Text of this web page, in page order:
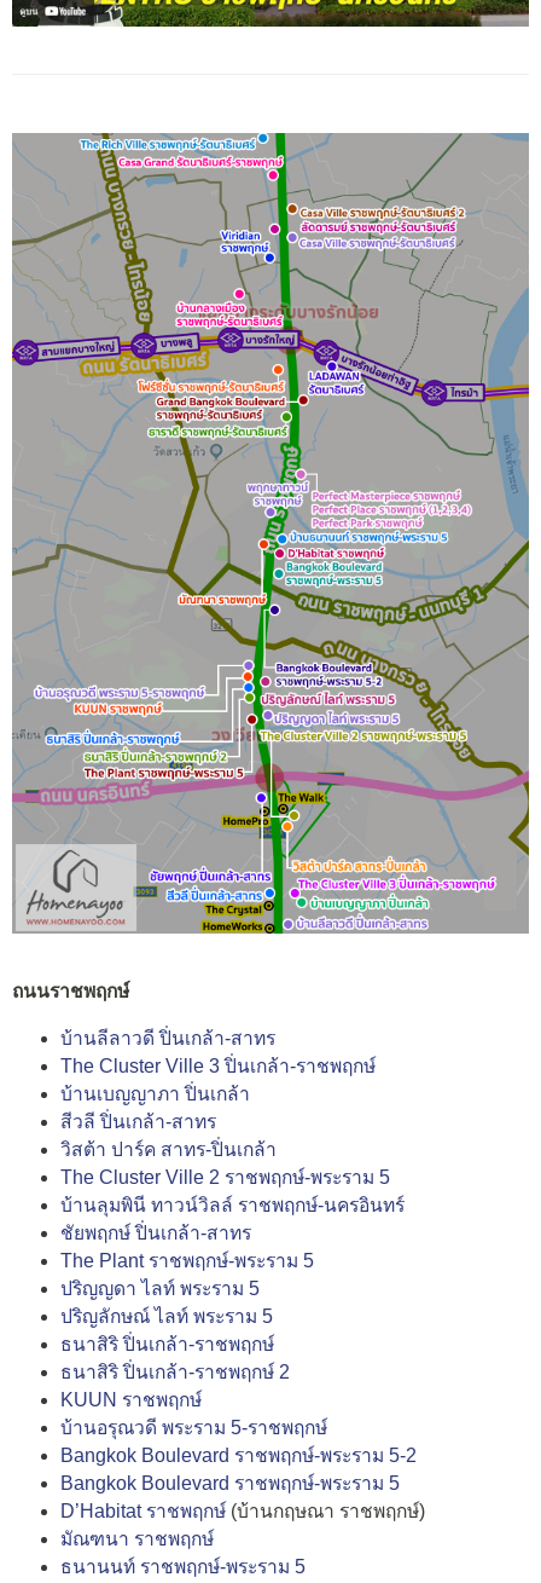
ถนนราชพฤกษ์
บ้านลีลาวดี ปิ่นเกล้า-สาทร
The Cluster Ville 3 ปิ่นเกล้า-ราชพฤกษ์
บ้านเบญญาภา ปิ่นเกล้า
สีวลี ปิ่นเกล้า-สาทร
วิสต้า ปาร์ค สาทร-ปิ่นเกล้า
The Cluster Ville 2 ราชพฤกษ์-พระราม 5
บ้านลุมพินี ทาวน์วิลล์ ราชพฤกษ์-นครอินทร์
ชัยพฤกษ์ ปิ่นเกล้า-สาทร
The Plant ราชพฤกษ์-พระราม 5
ปริญญดา ไลท์ พระราม 5
ปริญลักษณ์ ไลท์ พระราม 5
ธนาสิริ ปิ่นเกล้า-ราชพฤกษ์
ธนาสิริ ปิ่นเกล้า-ราชพฤกษ์ 2
KUUN ราชพฤกษ์
บ้านอรุณวดี พระราม 5-ราชพฤกษ์
Bangkok Boulevard ราชพฤกษ์-พระราม 5-2
Bangkok Boulevard ราชพฤกษ์-พระราม 5
D’Habitat ราชพฤกษ์ (บ้านกฤษณา ราชพฤกษ์)
มัณฑนา ราชพฤกษ์
ธนานนท์ ราชพฤกษ์-พระราม 5